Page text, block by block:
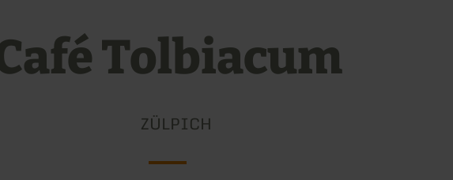
Tolbiacum
ZÜLPICH